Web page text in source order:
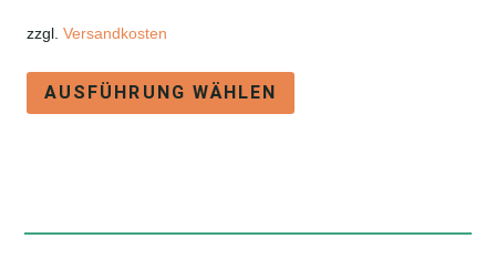
zzgl. Versandkosten
AUSFÜHRUNG WÄHLEN